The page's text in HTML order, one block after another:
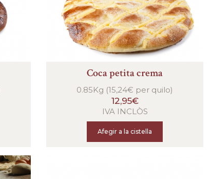
Coca petita crema
0.85Kg (15,24€ per quilo)
12,95€
IVA INCLÒS
Afegir a la cistella